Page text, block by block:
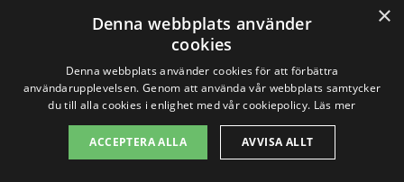
pris, utan att tumma på kvaliteten.
Få 3 erbjudanden, gratis och utan
förpliktelser
×
Denna webbplats använder
cookies
Denna webbplats använder cookies för att förbättra
användarupplevelsen. Genom att använda vår webbplats samtycker
du till alla cookies i enlighet med vår cookiepolicy. Läs mer
ACCEPTERA ALLA AVVISA ALLT